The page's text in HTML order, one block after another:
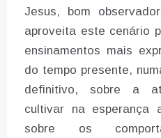
Jesus, bom
aproveita este cenário
ensinamentos mais
do tempo presente,
definitivo, sobre a
cultivar na esperança
sobre os